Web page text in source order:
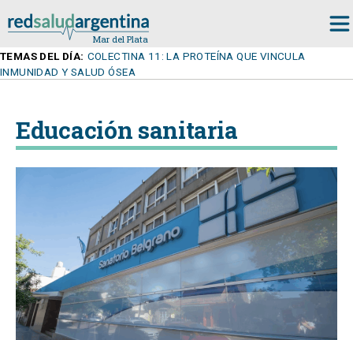
TEMAS DEL DÍA: COLECTINA 11: LA PROTEÍNA QUE VINCULA
INMUNIDAD Y SALUD ÓSEA
Educación sanitaria